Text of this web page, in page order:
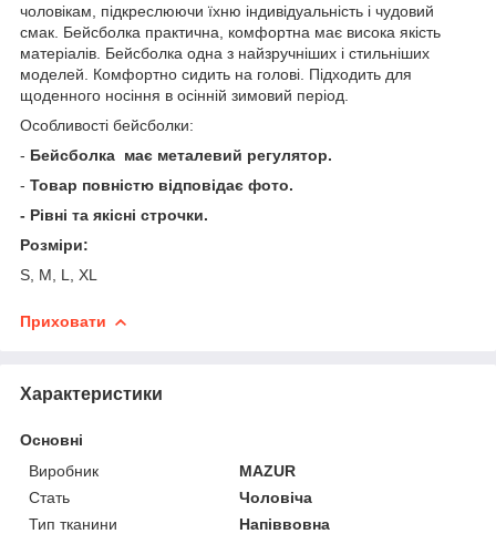
чоловікам, підкреслюючи їхню індивідуальність і чудовий
смак. Бейсболка практична, комфортна має висока якість
матеріалів. Бейсболка одна з найзручніших і стильніших
моделей. Комфортно сидить на голові. Підходить для
щоденного носіння в осінній зимовий період.
Особливості бейсболки:
- Бейсболка має металевий регулятор.
- Товар повністю відповідає фото.
- Рівні та якісні строчки.
Розміри:
S, M, L, XL
Приховати
Характеристики
Основні
Виробник
MAZUR
Стать
Чоловіча
Тип тканини
Напіввовна